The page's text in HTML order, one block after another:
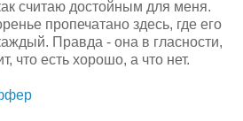
считаю достойным для меня.
пропечатано здесь, где его
Правда - она в гласности,
что есть хорошо, а что нет.